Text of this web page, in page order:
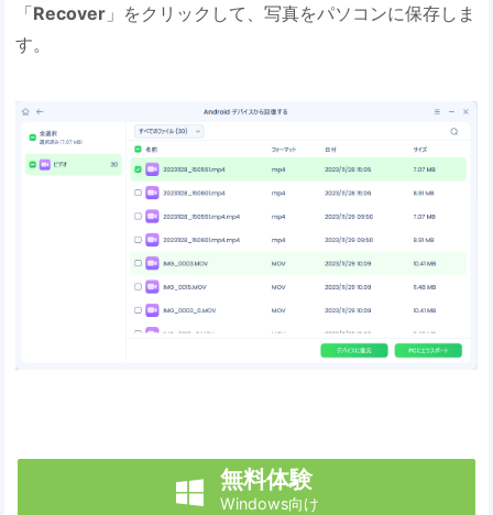
「Recover 」をクリックして、写真をパソコンに保存しま
す。
 無料体験
Windows向け